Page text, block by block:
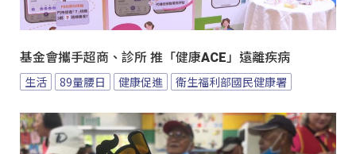
基金會攜手超商、診所 推「健康ACE」遠離疾病
生活 89量腰日 健康促進 衛生福利部國民健康署